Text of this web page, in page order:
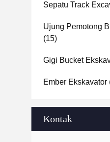
Sepatu Track
Ujung Pemotong
(15)
Gigi Bucket
Ember Ekskavator
Kontak